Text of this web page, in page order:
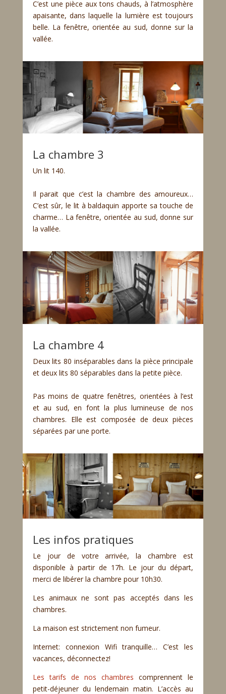
C’est une pièce aux tons chauds, à l’atmosphère
apaisante, dans laquelle la lumière est toujours
belle. La fenêtre, orientée au sud, donne sur la
vallée.
La chambre 3
Un lit 140.
Il parait que c’est la chambre des amoureux…
C’est sûr, le lit à baldaquin apporte sa touche de
charme… La fenêtre, orientée au sud, donne sur
la vallée.
La chambre 4
Deux lits 80 inséparables dans la pièce principale
et deux lits 80 séparables dans la petite pièce.
Pas moins de quatre fenêtres, orientées à l’est
et au sud, en font la plus lumineuse de nos
chambres. Elle est composée de deux pièces
séparées par une porte.
Les infos pratiques
Le jour de votre arrivée, la chambre est
disponible à partir de 17h. Le jour du départ,
merci de libérer la chambre pour 10h30.
Les animaux ne sont pas acceptés dans les
chambres.
La maison est strictement non fumeur.
Internet: connexion Wifi tranquille… C’est les
vacances, déconnectez!
Les tarifs de nos chambres comprennent le
petit-déjeuner du lendemain matin. L’accès au